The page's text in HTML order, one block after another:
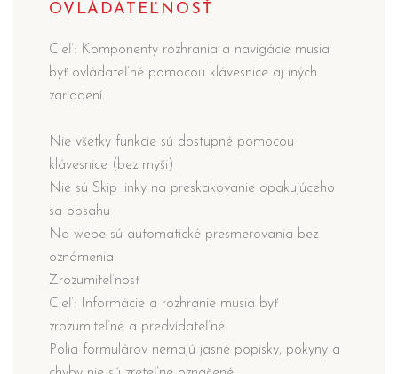
OVLÁDATEĽNOSŤ
Cieľ: Komponenty rozhrania a navigácie musia
byť ovládateľné pomocou klávesnice aj iných
zariadení.
Nie všetky funkcie sú dostupné pomocou
klávesnice (bez myši)
Nie sú Skip linky na preskakovanie opakujúceho
sa obsahu
Na webe sú automatické presmerovania bez
oznámenia
Zrozumiteľnosť
Cieľ: Informácie a rozhranie musia byť
zrozumiteľné a predvídateľné.
Polia formulárov nemajú jasné popisky, pokyny a